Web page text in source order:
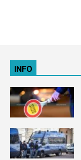
INFO